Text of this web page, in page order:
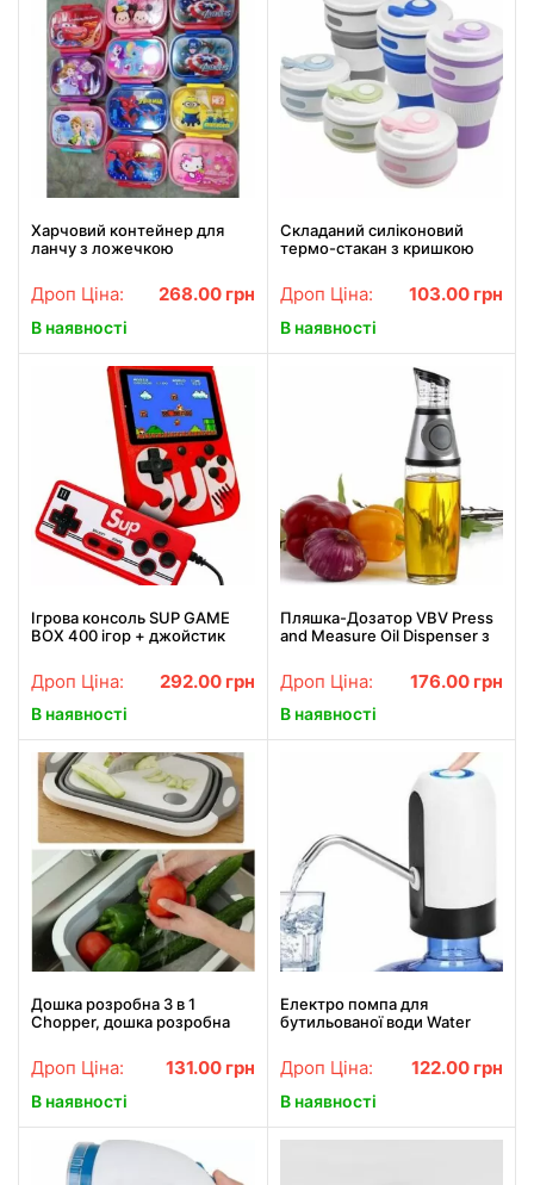
Харчовий контейнер для
ланчу з ложечкою
Дроп Ціна: 268.00 грн
В наявності
Складаний силіконовий
термо-стакан з кришкою
Дроп Ціна: 103.00 грн
В наявності
Ігрова консоль SUP GAME
BOX 400 ігор + джойстик
Дроп Ціна: 292.00 грн
В наявності
Пляшка-Дозатор VBV Press
and Measure Oil Dispenser з
Дроп Ціна: 176.00 грн
В наявності
Дошка розробна 3 в 1
Chopper, дошка розробна
дошка для кухні, дошка
трансформер
Дроп Ціна: 131.00 грн
В наявності
Електро помпа для
бутильованої води Water
електрична акумуляторна
на бутель
Дроп Ціна: 122.00 грн
В наявності